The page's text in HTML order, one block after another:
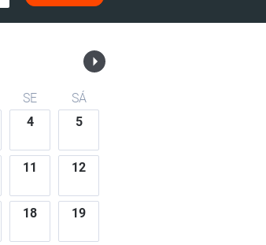
SE
SÁ
4 5
11 12
18 19